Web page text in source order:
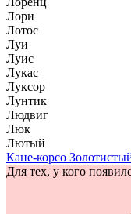
Лори
Лотос
Луи
Луис
Лукас
Луксор
Лунтик
Людвиг
Люк
Лютый
Кане-корсо
Для тех, у кого